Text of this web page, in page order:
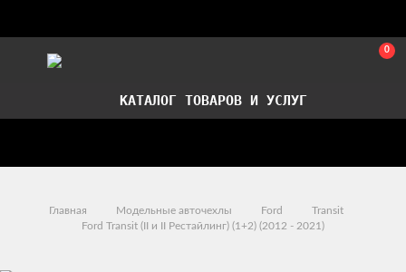
0
КАТАЛОГ ТОВАРОВ И УСЛУГ
Главная Модельные авточехлы Ford
Transit
Ford Transit (II и II Рестайлинг) (1+2) (2012 - 2021)